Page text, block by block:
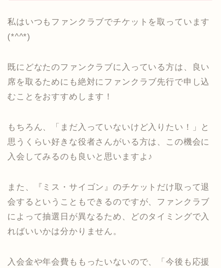
私はいつもファンクラブでチケットを取っています
(*^^*)
既にどなたのファンクラブに入っている方は、良い
席を取るためにも絶対にファンクラブ先行で申し込
むことをおすすめします！
もちろん、「まだ入っていないけど入りたい！」と
思うくらい好きな役者さんがいる方は、この機会に
入会してみるのも良いと思いますよ♪
また、『ミス・サイゴン』のチケットだけ取って退
会するということもできるのですが、ファンクラブ
によって抽選日が異なるため、どのタイミングで入
ればいいかは分かりません。
入会金や年会費ももったいないので、「今後も応援